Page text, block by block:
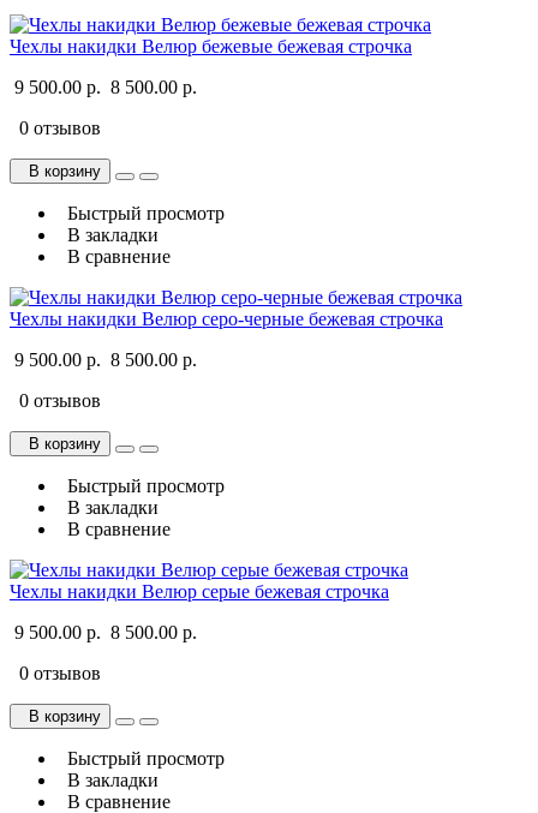
Чехлы накидки Велюр бежевые бежевая строчка
9 500.00 р. 8 500.00 р.
0 отзывов
В корзину
Быстрый просмотр
В закладки
В сравнение
Чехлы накидки Велюр серо-черные бежевая строчка
9 500.00 р. 8 500.00 р.
0 отзывов
В корзину
Быстрый просмотр
В закладки
В сравнение
Чехлы накидки Велюр серые бежевая строчка
9 500.00 р. 8 500.00 р.
0 отзывов
В корзину
Быстрый просмотр
В закладки
В сравнение